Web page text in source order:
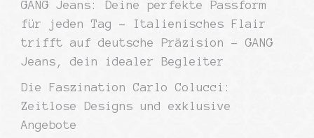
GANG Jeans: Deine perfekte Passform
für jeden Tag – Italienisches Flair
trifft auf deutsche Präzision – GANG
Jeans, dein idealer Begleiter
Die Faszination Carlo Colucci:
Zeitlose Designs und exklusive
Angebote